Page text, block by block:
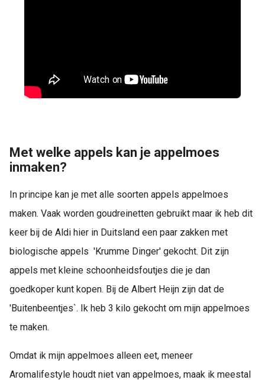
Met welke appels kan je appelmoes
inmaken?
In principe kan je met alle soorten appels appelmoes
maken. Vaak worden goudreinetten gebruikt maar ik heb dit
keer bij de Aldi hier in Duitsland een paar zakken met
biologische appels 'Krumme Dinger' gekocht. Dit zijn
appels met kleine schoonheidsfoutjes die je dan
goedkoper kunt kopen. Bij de Albert Heijn zijn dat de
'Buitenbeentjes`. Ik heb 3 kilo gekocht om mijn appelmoes
te maken.
Omdat ik mijn appelmoes alleen eet, meneer
Aromalifestyle houdt niet van appelmoes, maak ik meestal